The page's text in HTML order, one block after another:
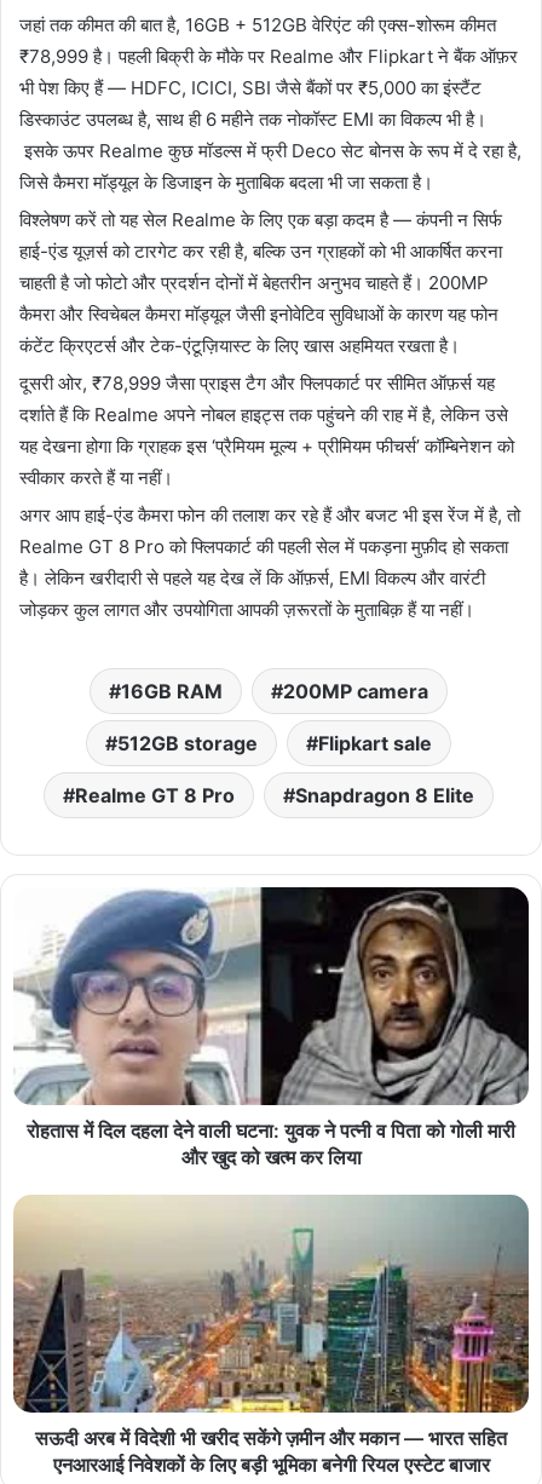
जहां तक कीमत की बात है, 16GB + 512GB वेरिएंट की एक्स-शोरूम कीमत
₹78,999 है। पहली बिक्री के मौके पर Realme और Flipkart ने बैंक ऑफ़र
भी पेश किए हैं — HDFC, ICICI, SBI जैसे बैंकों पर ₹5,000 का इंस्टैंट
डिस्काउंट उपलब्ध है, साथ ही 6 महीने तक नोकॉस्ट EMI का विकल्प भी है।
इसके ऊपर Realme कुछ मॉडल्स में फ्री Deco सेट बोनस के रूप में दे रहा है,
जिसे कैमरा मॉड्यूल के डिजाइन के मुताबिक बदला भी जा सकता है।
विश्लेषण करें तो यह सेल Realme के लिए एक बड़ा कदम है — कंपनी न सिर्फ
हाई-एंड यूज़र्स को टारगेट कर रही है, बल्कि उन ग्राहकों को भी आकर्षित करना
चाहती है जो फोटो और प्रदर्शन दोनों में बेहतरीन अनुभव चाहते हैं। 200MP
कैमरा और स्विचेबल कैमरा मॉड्यूल जैसी इनोवेटिव सुविधाओं के कारण यह फोन
कंटेंट क्रिएटर्स और टेक-एंटूज़ियास्ट के लिए खास अहमियत रखता है।
दूसरी ओर, ₹78,999 जैसा प्राइस टैग और फ्लिपकार्ट पर सीमित ऑफ़र्स यह
दर्शाते हैं कि Realme अपने नोबल हाइट्स तक पहुंचने की राह में है, लेकिन उसे
यह देखना होगा कि ग्राहक इस ‘प्रैमियम मूल्य + प्रीमियम फीचर्स’ कॉम्बिनेशन को
स्वीकार करते हैं या नहीं।
अगर आप हाई-एंड कैमरा फोन की तलाश कर रहे हैं और बजट भी इस रेंज में है, तो
Realme GT 8 Pro को फ्लिपकार्ट की पहली सेल में पकड़ना मुफ़ीद हो सकता
है। लेकिन खरीदारी से पहले यह देख लें कि ऑफ़र्स, EMI विकल्प और वारंटी
जोड़कर कुल लागत और उपयोगिता आपकी ज़रूरतों के मुताबिक़ हैं या नहीं।
16GB RAM 200MP camera
512GB storage Flipkart sale
Realme GT 8 Pro Snapdragon 8 Elite
रोहतास में दिल दहला देने वाली घटना: युवक ने पत्नी व पिता को गोली मारी
और खुद को खत्म कर लिया
सऊदी अरब में विदेशी भी खरीद सकेंगे ज़मीन और मकान — भारत सहित
एनआरआई निवेशकों के लिए बड़ी भूमिका बनेगी रियल एस्टेट बाजार